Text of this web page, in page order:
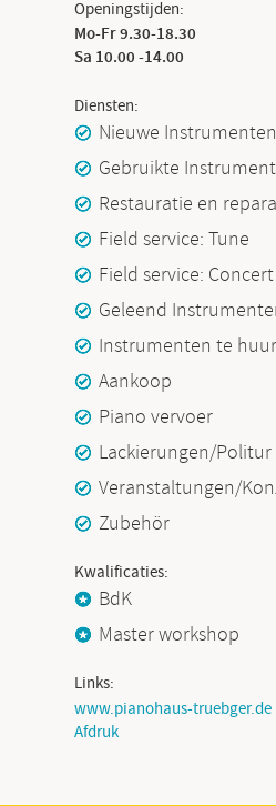
Openingstijden:
Mo-Fr 9.30-18.30
Sa 10.00 -14.00
Diensten:
Nieuwe Instrumenten
Gebruikte
Restauratie en
Field service: Tune
Field service:
Geleend
Instrumenten te huur
Aankoop
Piano vervoer
Lackierungen/Politur
Veranstaltungen/
Zubehör
Kwalificaties:
BdK
Master workshop
Links:
www.pianohaus-truebger.de
Afdruk